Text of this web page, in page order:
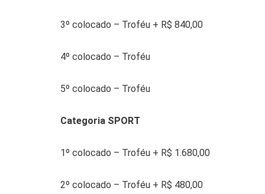
3º colocado – Troféu + R$ 840,00
4º colocado – Troféu
5º colocado – Troféu
Categoria SPORT
1º colocado – Troféu + R$ 1.680,00
2º colocado – Troféu + R$ 480,00